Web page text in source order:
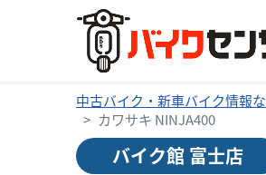
中古バイク・新車バイク情報
カワサキ NINJA400
バイク館 富士店